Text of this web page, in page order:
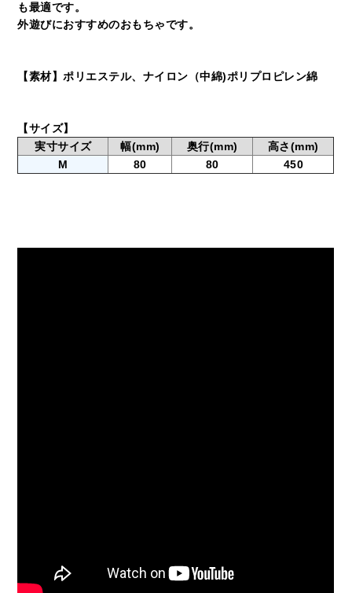
も最適です。
外遊びにおすすめのおもちゃです。
【素材】ポリエステル、ナイロン（中綿)ポリプロピレン綿
【サイズ】
実寸サイズ
幅(mm) 奥行(mm) 高さ(mm)
M
80 80 450